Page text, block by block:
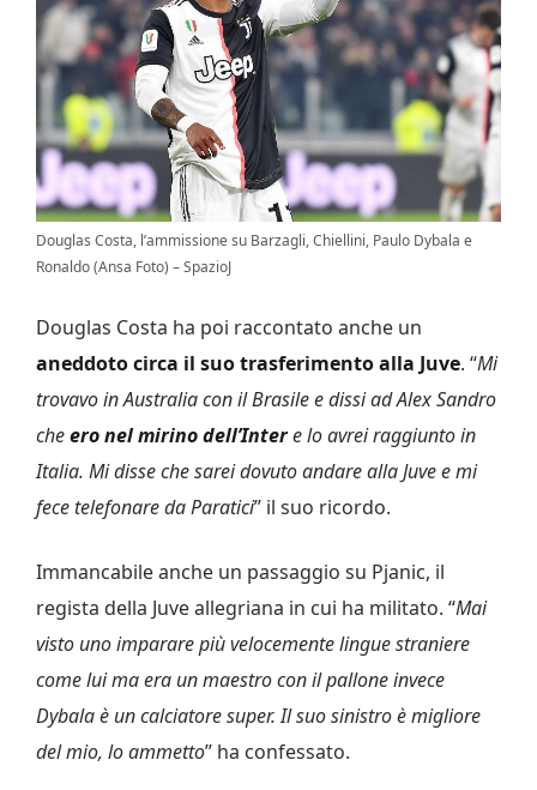
Douglas Costa, l’ammissione su Barzagli, Chiellini, Paulo Dybala e
Ronaldo (Ansa Foto) – SpazioJ
Douglas Costa ha poi raccontato anche un
aneddoto circa il suo trasferimento alla Juve. “Mi
trovavo in Australia con il Brasile e dissi ad Alex Sandro
cheero nel mirino dell’Intere lo avrei raggiunto in
Italia. Mi disse che sarei dovuto andare alla Juve e mi
fece telefonare da Paratici” il suo ricordo.
Immancabile anche un passaggio su Pjanic, il
regista della Juve allegriana in cui ha militato. “Mai
visto uno imparare più velocemente lingue straniere
come lui ma era un maestro con il pallone invece
Dybala è un calciatore super. Il suo sinistro è migliore
del mio, lo ammetto” ha confessato.